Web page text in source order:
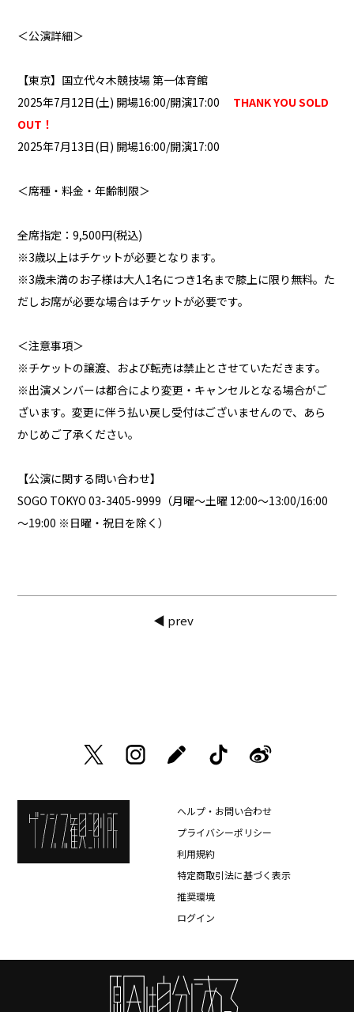
＜公演詳細＞
【東京】国立代々木競技場 第一体育館
2025年7月12日(土) 開場16:00/開演17:00 THANK YOU SOLD
OUT！
2025年7月13日(日) 開場16:00/開演17:00
＜席種・料金・年齢制限＞
全席指定：9,500円(税込)
※3歳以上はチケットが必要となります。
※3歳未満のお子様は大人1名につき1名まで膝上に限り無料。た
だしお席が必要な場合はチケットが必要です。
＜注意事項＞
※チケットの譲渡、および転売は禁止とさせていただきます。
※出演メンバーは都合により変更・キャンセルとなる場合がご
ざいます。変更に伴う払い戻し受付はございませんので、あら
かじめご了承ください。
【公演に関する問い合わせ】
SOGO TOKYO 03-3405-9999（月曜～土曜 12:00～13:00/16:00
～19:00 ※日曜・祝日を除く）
◀ prev
ヘルプ・お問い合わせ
プライバシーポリシー
利用規約
特定商取引法に基づく表示
推奨環境
ログイン